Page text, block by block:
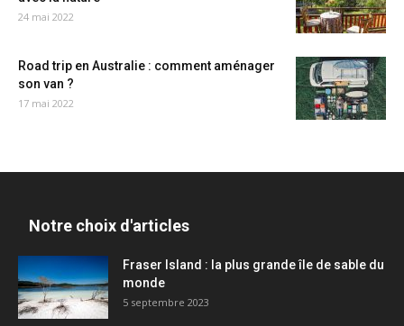
24 mai 2022
Road trip en Australie : comment aménager
son van ?
17 mai 2022
Notre choix d'articles
Fraser Island : la plus grande île de sable du
monde
5 septembre 2023